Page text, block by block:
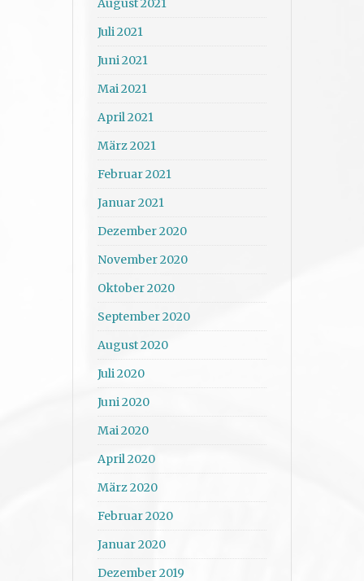
August 2021
Juli 2021
Juni 2021
Mai 2021
April 2021
März 2021
Februar 2021
Januar 2021
Dezember 2020
November 2020
Oktober 2020
September 2020
August 2020
Juli 2020
Juni 2020
Mai 2020
April 2020
März 2020
Februar 2020
Januar 2020
Dezember 2019